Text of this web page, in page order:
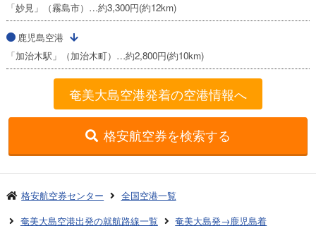
「妙見」（霧島市）…約3,300円(約12km)
鹿児島空港
「加治木駅」（加治木町）…約2,800円(約10km)
奄美大島空港発着の空港情報へ
格安航空券を検索する
格安航空券センター
全国空港一覧
奄美大島空港出発の就航路線一覧
奄美大島発→鹿児島着